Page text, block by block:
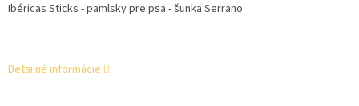
Ibéricas Sticks -pamlsky pre psa - šunka Serrano
Detailné informácie